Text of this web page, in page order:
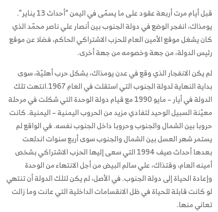
قبل أيام مرت أربعة عقود على ما يسمّى في اليمن “أحداث 13 يناير”.
يومذاك، انفجر الوضع في دولة الجنوب بين أنصار علي ناصر محمّد الذي
كان يشغل موقع الأمين العام للحزب الاشتراكي الحاكم، فضلا عن موقع
رئيس الدولة، من جهة وخصومه من جهة أخرى.
لم يكن الانفجار الذي وقع في عدن يومذاك، بشكل حرب أهليّة، سوى
بداية النهاية لدولة الجنوب التي استقلت في العام 1967.انتهت تلك
الدولة في أيار – مايو 1990 مع قيام دولة الوحدة التي شكلت في مرحلة
معيّنة السبيل الوحيد لتفادي مزيد من الحروب اليمنية – اليمنية. كانت
حروبا بين الشمال والجنوب وحروبا داخل الجنوب نفسه. في الواقع لم
يستمر شهر العسل بين الشمال والجنوب سوى أربع سنوات اندلعت
بعدها أحداث صيف 1994 التي سعى إليها الحزب الاشتراكي بشخص
أمينه العام، وقتذاك، علي سالم البيض من أجل الانتهاء من الوحدة
وإعادة الحياة إلى دولة الجنوب. في الأصل، لم يكن لتلك الدولة أن تنتهي
لو كانت قابلة للحياة في ظل الانقسامات الداخلية التي عانت وما زالت
تعاني منها.